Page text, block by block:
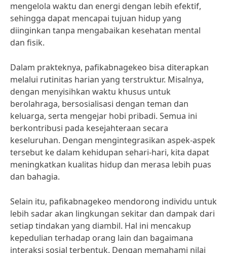
mengelola waktu dan energi dengan lebih efektif,
sehingga dapat mencapai tujuan hidup yang
diinginkan tanpa mengabaikan kesehatan mental
dan fisik.
Dalam prakteknya, pafikabnagekeo bisa diterapkan
melalui rutinitas harian yang terstruktur. Misalnya,
dengan menyisihkan waktu khusus untuk
berolahraga, bersosialisasi dengan teman dan
keluarga, serta mengejar hobi pribadi. Semua ini
berkontribusi pada kesejahteraan secara
keseluruhan. Dengan mengintegrasikan aspek-aspek
tersebut ke dalam kehidupan sehari-hari, kita dapat
meningkatkan kualitas hidup dan merasa lebih puas
dan bahagia.
Selain itu, pafikabnagekeo mendorong individu untuk
lebih sadar akan lingkungan sekitar dan dampak dari
setiap tindakan yang diambil. Hal ini mencakup
kepedulian terhadap orang lain dan bagaimana
interaksi sosial terbentuk. Dengan memahami nilai